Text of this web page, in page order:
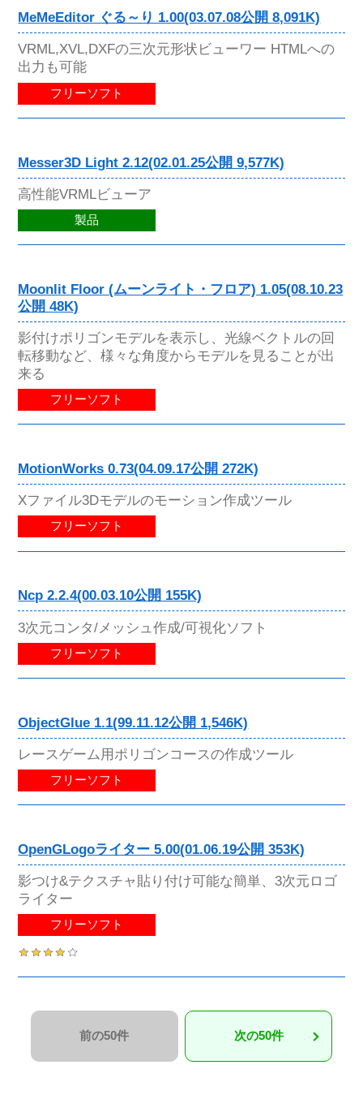
MeMeEditor ぐる～り 1.00(03.07.08公開 8,091K)
VRML,XVL,DXFの三次元形状ビューワー HTMLへの
出力も可能
フリーソフト
Messer3D Light 2.12(02.01.25公開 9,577K)
高性能VRMLビューア
製品
Moonlit Floor (ムーンライト・フロア) 1.05(08.10.23
公開 48K)
影付けポリゴンモデルを表示し、光線ベクトルの回
転移動など、様々な角度からモデルを見ることが出
来る
フリーソフト
MotionWorks 0.73(04.09.17公開 272K)
Xファイル3Dモデルのモーション作成ツール
フリーソフト
Ncp 2.2.4(00.03.10公開 155K)
3次元コンタ/メッシュ作成/可視化ソフト
フリーソフト
ObjectGlue 1.1(99.11.12公開 1,546K)
レースゲーム用ポリゴンコースの作成ツール
フリーソフト
OpenGLogoライター 5.00(01.06.19公開 353K)
影つけ&テクスチャ貼り付け可能な簡単、3次元ロゴ
ライター
フリーソフト
前の50件 次の50件